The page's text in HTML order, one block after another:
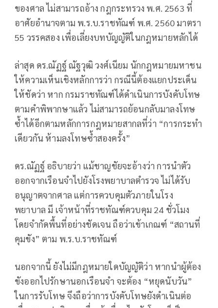
ของศาล ไม่สามารถอ้างกฎกระทรวง พ.ศ. 2563 ที่
อาศัยอำนาจตาม พ.ร.บ.ราชทัณฑ์ พ.ศ. 2560 มาตรา
55 วรรคสอง เพื่อเลี่ยงบทบัญญัติในกฎหมายหลักได้
ล่าสุด ดร.ณัฏฐ์ ณัฐวุฒิ วงศ์เนียม นักกฎหมายมหาชน
ให้ความเห็นเชิงหลักการว่า กรณีนี้ต้องแยกประเด็น
ให้ชัดว่า หาก กรมราชทัณฑ์ได้ดำเนินการบังคับโทษ
ตามคำพิพากษาแล้ว ไม่สามารถย้อนกลับมาลงโทษ
ซ้ำได้อีกตามหลักการกฎหมายสากลที่ว่า “การกระทำ
เดียวกัน ห้ามลงโทษซ้ำสองครั้ง”
ดร.ณัฏฐ์ อธิบายว่า แม้ชาญชัยจะอ้างว่า การนำตัว
ออกจากเรือนจำไปยังโรงพยาบาลตำรวจ ไม่ได้รับ
อนุญาตจากศาล แต่การควบคุมตัวภายในโรง
พยาบาล มี เจ้าหน้าที่ราชทัณฑ์ควบคุม 24 ชั่วโมง
โดยจำกัดพื้นที่อย่างชัดเจน ถือว่าเข้าเกณฑ์ “สถานที่
คุมขัง” ตาม พ.ร.บ.ราชทัณฑ์
นอกจากนี้ ยังไม่มีกฎหมายใดบัญญัติว่า หากนำผู้ต้อง
ขังออกไปรักษานอกเรือนจำ จะต้อง “หยุดนับวัน”
ในการรับโทษ จึงถือว่าการบังคับโทษยังดำเนินต่อ